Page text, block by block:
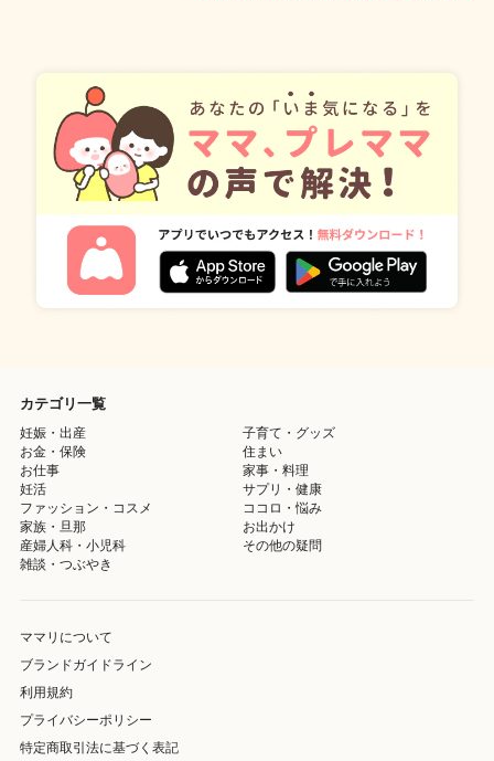
カテゴリ一覧
妊娠・出産
子育て・グッズ
お金・保険
住まい
お仕事
家事・料理
妊活
サプリ・健康
ファッション・コスメ
ココロ・悩み
家族・旦那
お出かけ
産婦人科・小児科
その他の疑問
雑談・つぶやき
ママリについて
ブランドガイドライン
利用規約
プライバシーポリシー
特定商取引法に基づく表記